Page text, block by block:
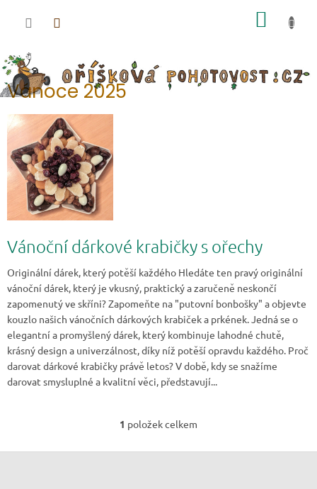
Vánoce 2025
Výpis článků
Vánoční dárkové krabičky s ořechy
Originální dárek, který potěší každého Hledáte ten pravý originální
vánoční dárek, který je vkusný, praktický a zaručeně neskončí
zapomenutý ve skříni? Zapomeňte na "putovní bonbošky" a objevte
kouzlo našich vánočních dárkových krabiček a prkének. Jedná se o
elegantní a promyšlený dárek, který kombinuje lahodné chutě,
krásný design a univerzálnost, díky níž potěší opravdu každého. Proč
darovat dárkové krabičky právě letos? V době, kdy se snažíme
darovat smysluplné a kvalitní věci, představují...
Ovládací prvky
1 položek celkem